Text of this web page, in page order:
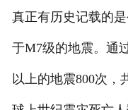
真正有历史记载的
于M7级的地震。通
以上的地震800次，